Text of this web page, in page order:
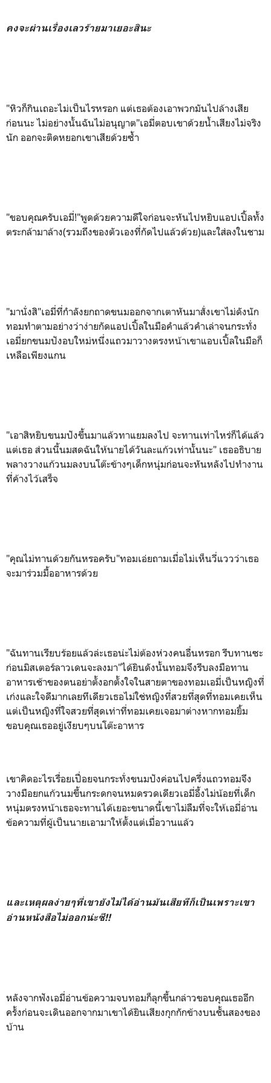
คงจะผ่านเรื่องเลวร้ายมาเยอะสินะ
"หิวก็กินเถอะไม่เป็นไรหรอก แต่เธอต้องเอาพวกมันไปล้างเสีย
ก่อนนะ ไม่อย่างนั้นฉันไม่อนุญาต"เอมี่ตอบเขาด้วยน้ำเสียงไม่จริง
นัก ออกจะติดหยอกเขาเสียด้วยซ้ำ
"ขอบคุณครับเอมี่!"พูดด้วยความดีใจก่อนจะหันไปหยิบแอปเปิ้ลทั้ง
ตระกล้ามาล้าง(รวมถึงของตัวเองที่กัดไปแล้วด้วย)และใส่ลงในชาม
"มานั่งสิ"เอมี่ที่กำลังยกถาดขนมออกจากเตาหันมาสั่งเขาไม่ดังนัก
ทอมทำตามอย่างว่าง่ายกัดแอปเปิ้ลในมือคำแล้วคำเล่าจนกระทั่ง
เอมี่ยกขนมปังอบใหม่หนึ่งแถวมาวางตรงหน้าเขาแอบเปิ้ลในมือก็
เหลือเพียงแกน
"เอาสิหยิบขนมปังขึ้นมาแล้วทาแยมลงไป จะทานเท่าไหร่ก็ได้แล้ว
แต่เธอ ส่วนนี้นมสดฉันให้นายได้วันละแก้วเท่านั้นนะ" เธออธิบาย
พลางวางแก้วนมลงบนโต๊ะข้างๆเด็กหนุ่มก่อนจะหันหลังไปทำงาน
ที่ค้างไว้เสร็จ
"คุณไม่ทานด้วยกันหรอครับ"ทอมเอ่ยถามเมื่อไม่เห็นวี่แววว่าเธอ
จะมาร่วมมื้ออาหารด้วย
"ฉันทานเรียบร้อยแล้วล่ะเธอน่ะไม่ต้องห่วงคนอื่นหรอก รีบทานซะ
ก่อนมิสเตอร์ลาวเดนจะลงมา"ได้ยินดังนั้นทอมจึงรีบลงมือทาน
อาหารเช้าของตนอย่าตั้งอกตั้งใจในสายตาของทอมเอมี่เป็นหญิงที่
เก่งและใจดีมากเลยทีเดียวเธอไม่ใช่หญิงที่สวยที่สุดที่ทอมเคยเห็น
แต่เป็นหญิงที่ใจสวยที่สุดเท่าที่ทอมเคยเจอมาต่างหากทอมยิ้ม
ขอบคุณเธออยู่เงียบๆบนโต๊ะอาหาร
เขาคิดอะไรเรื่อยเปื่อยจนกระทั่งขนมปังค่อนไปครึ่งแถวทอมจึง
วางมือยกแก้วนมขึ้นกระดกจนหมดรวดเดียวเอมี่อึ้งไม่น้อยที่เด็ก
หนุ่มตรงหน้าเธอจะทานได้เยอะขนาดนี้เขาไม่ลืมที่จะให้เอมี่อ่าน
ข้อความที่ผู้เป็นนายเอามาให้ตั้งแต่เมื่อวานแล้ว
และเหตุผลง่ายๆที่เขายังไม่ได้อ่านมันเสียทีก็เป็นเพราะเขา
อ่านหนังสือไม่ออกน่ะซี!!
หลังจากฟังเอมี่อ่านข้อความจบทอมก็ลุกขึ้นกล่าวขอบคุณเธออีก
ครั้งก่อนจะเดินออกจากมาเขาได้ยินเสียงกุกกักข้างบนชั้นสองของ
บ้าน